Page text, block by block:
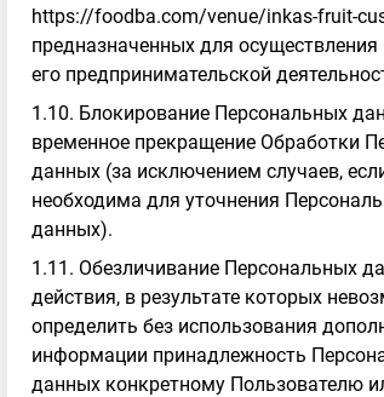
https://foodba.com/venue/inkas-fruit-
предназначенных для
его предпринимательской
1.10. Блокирование Персональных
временное прекращение Обработки
данных (за исключением случаев,
необходима для уточнения
данных).
1.11. Обезличивание Персональных
действия, в результате которых
определить без использования
информации принадлежность
данных конкретному Пользователю